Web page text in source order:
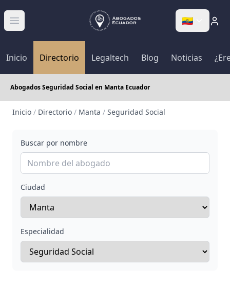
Abrir menú 🇪🇨
Inicio Directorio Legaltech Blog Noticias
Abogados Seguridad Social en Manta Ecuador
Inicio / Directorio / Manta / Seguridad Social
Buscar por nombre
Ciudad
Especialidad